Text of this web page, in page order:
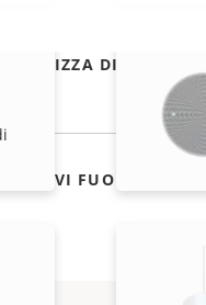
VISUALIZZA DI PIÙ
FUORI